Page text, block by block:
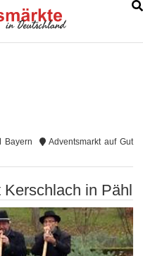
Bayern
Adventsmarkt auf Gut
in Pähl